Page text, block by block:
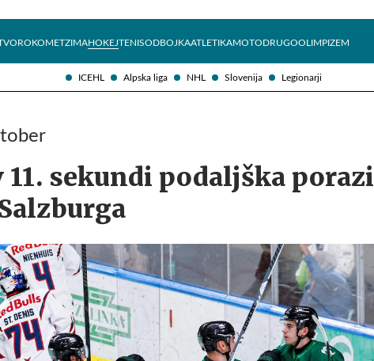
ICEHL Alpska liga NHL Slovenija Legionarji
ROKOMETZIMAHOKEJTENISODBOJKAATLETIKAMOTODRUGOOLIMPIZEM
sekundi podaljška